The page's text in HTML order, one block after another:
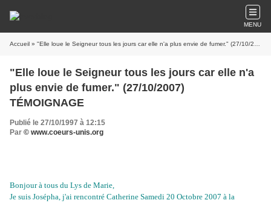
MENU
Accueil » "Elle loue le Seigneur tous les jours car elle n'a plus envie de fumer." (27/10/2007) TÉMOIGNAGE
"Elle loue le Seigneur tous les jours car elle n'a
plus envie de fumer." (27/10/2007)
TÉMOIGNAGE
Publié le 27/10/1997 à 12:15
Par © www.coeurs-unis.org
Bonjour à tous du Lys de Marie,
Je suis Josépha, j'ai rencontré Catherine Samedi 20 Octobre 2007 à la